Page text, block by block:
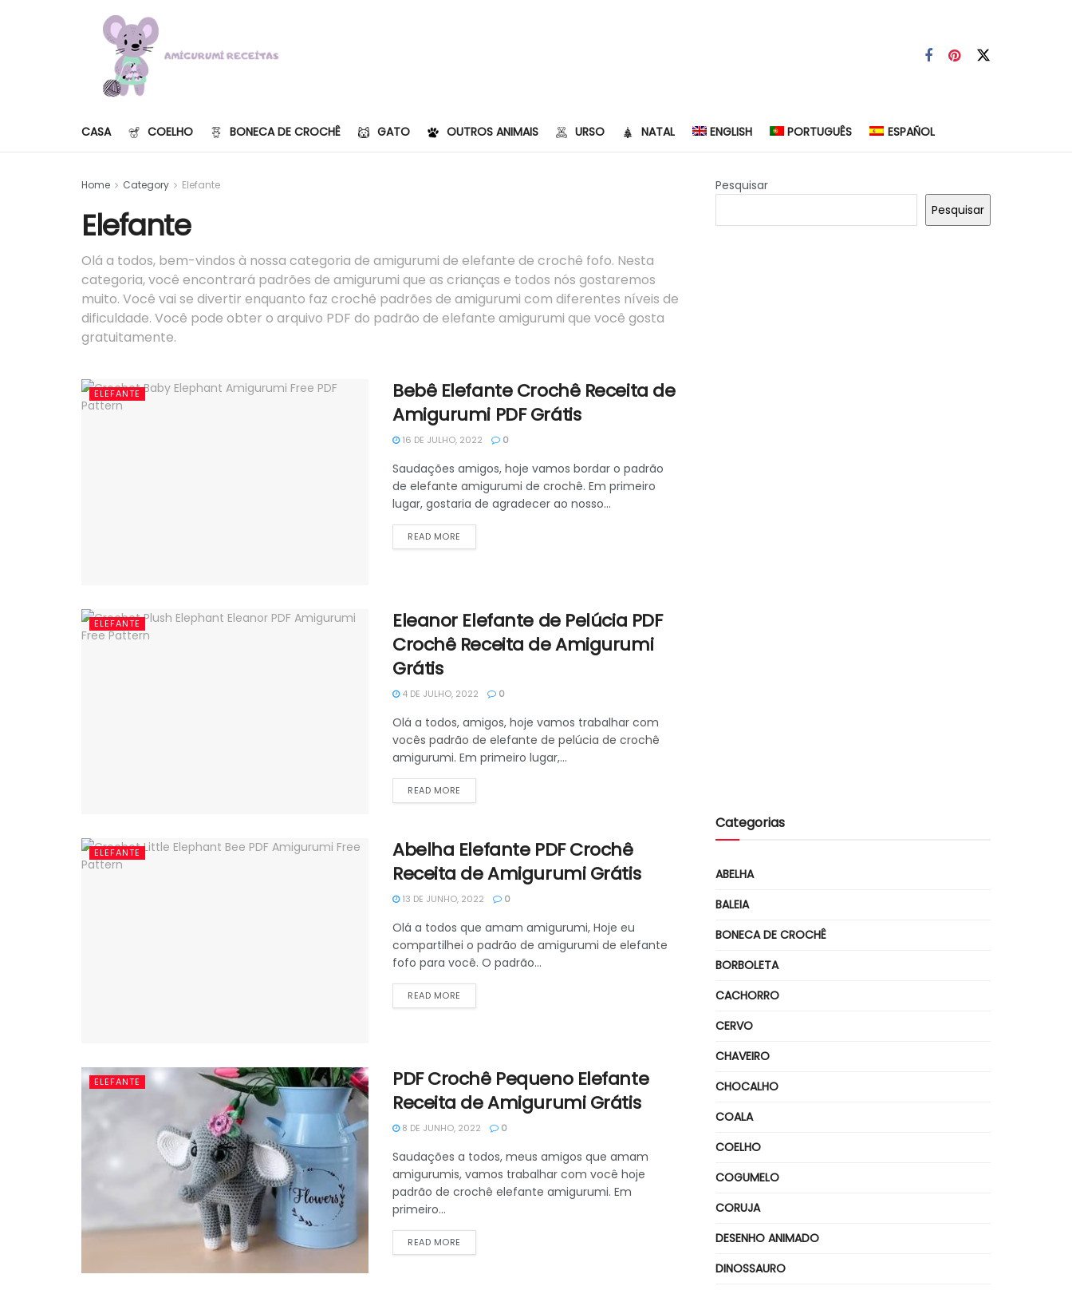
CASA COELHO BONECA DE CROCHÊ GATO OUTROS ANIMAIS URSO NATAL ENGLISH PORTUGUÊS ESPAÑOL
Home Category Elefante
Elefante
Olá a todos, bem-vindos à nossa categoria de amigurumi de elefante de crochê fofo. Nesta
categoria, você encontrará padrões de amigurumi que as crianças e todos nós gostaremos
muito. Você vai se divertir enquanto faz crochê padrões de amigurumi com diferentes níveis de
dificuldade. Você pode obter o arquivo PDF do padrão de elefante amigurumi que você gosta
gratuitamente.
ELEFANTE
Bebê Elefante Crochê Receita de
Amigurumi PDF Grátis
16 DE JULHO, 2022 0
Saudações amigos, hoje vamos bordar o padrão
de elefante amigurumi de crochê. Em primeiro
lugar, gostaria de agradecer ao nosso...
READ MORE
ELEFANTE
Eleanor Elefante de Pelúcia PDF
Crochê Receita de Amigurumi
Grátis
4 DE JULHO, 2022 0
Olá a todos, amigos, hoje vamos trabalhar com
vocês padrão de elefante de pelúcia de crochê
amigurumi. Em primeiro lugar,...
READ MORE
ELEFANTE
Abelha Elefante PDF Crochê
Receita de Amigurumi Grátis
13 DE JUNHO, 2022 0
Olá a todos que amam amigurumi, Hoje eu
compartilhei o padrão de amigurumi de elefante
fofo para você. O padrão...
READ MORE
ELEFANTE
PDF Crochê Pequeno Elefante
Receita de Amigurumi Grátis
8 DE JUNHO, 2022 0
Saudações a todos, meus amigos que amam
amigurumis, vamos trabalhar com você hoje
padrão de crochê elefante amigurumi. Em
primeiro...
READ MORE
Pesquisar
Pesquisar
Categorias
ABELHA
BALEIA
BONECA DE CROCHÊ
BORBOLETA
CACHORRO
CERVO
CHAVEIRO
CHOCALHO
COALA
COELHO
COGUMELO
CORUJA
DESENHO ANIMADO
DINOSSAURO